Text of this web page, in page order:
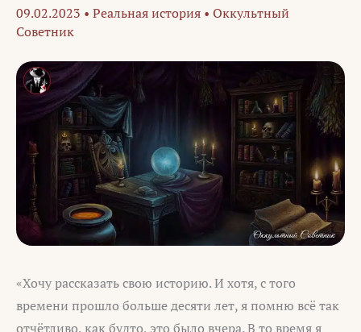
09.02.2023 • Реальная история • Оккультный
Советник
«Хочу рассказать свою историю. И хотя, с того
времени прошло больше десяти лет, я помню всё так
отчётливо, как будто, это было вчера. В то время я